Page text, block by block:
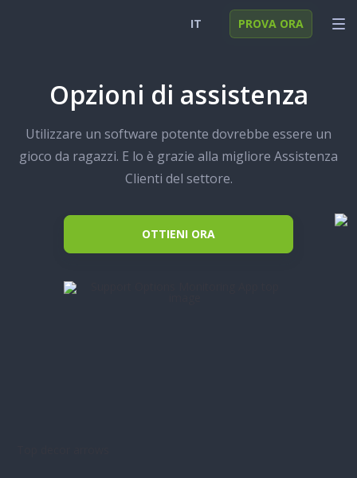
FUNZIONI
SOLUZIONI
IT
Deutsch
Español
Polski
PROVA ORA
Opzioni di assistenza
Utilizzare un software potente dovrebbe essere un
gioco da ragazzi. E lo è grazie alla migliore Assistenza
Clienti del settore.
OTTIENI ORA